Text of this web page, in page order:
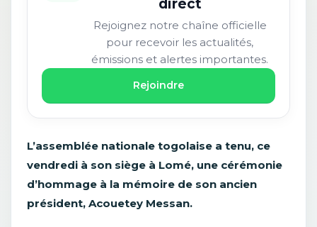
direct
Rejoignez notre chaîne officielle
pour recevoir les actualités,
émissions et alertes importantes.
Rejoindre
L’assemblée nationale togolaise a tenu, ce
vendredi à son siège à Lomé, une cérémonie
d’hommage à la mémoire de son ancien
président, Acouetey Messan.